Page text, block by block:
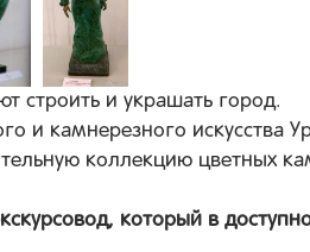
строить и украшать город.
и камнерезного искусства
коллекцию цветных
который в